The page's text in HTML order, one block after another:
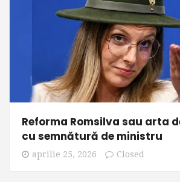
Reforma Romsilva sau arta
cu semnătură de ministru
aprilie 25, 2026 Closed